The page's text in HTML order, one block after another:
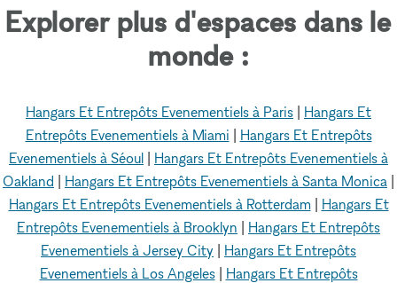
Explorer plus d'espaces dans le
monde :
Hangars Et Entrepôts Evenementiels à Paris
Hangars Et
Entrepôts Evenementiels à Miami
Hangars Et Entrepôts
Evenementiels à Séoul
Hangars Et Entrepôts Evenementiels à
Oakland
Hangars Et Entrepôts Evenementiels à Santa Monica
Hangars Et Entrepôts Evenementiels à Rotterdam| Hangars Et
Entrepôts Evenementiels à Brooklyn
Hangars Et Entrepôts
Evenementiels à Jersey City
Hangars Et Entrepôts
Evenementiels à Los Angeles| Hangars Et Entrepôts